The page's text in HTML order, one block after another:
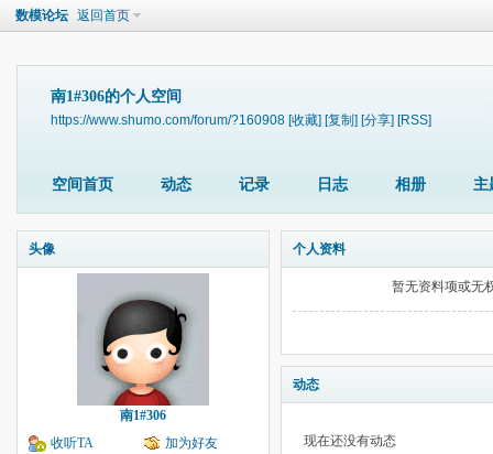
数模论坛 返回首页
南1#306的个人空间
https://www.shumo.com/forum/?160908 [收藏] [复制] [分享] [RSS]
空间首页 动态 记录 日志 相册 主
头像
南1#306
收听TA
加为好友
个人资料
暂无资料项或无
动态
现在还没有动态